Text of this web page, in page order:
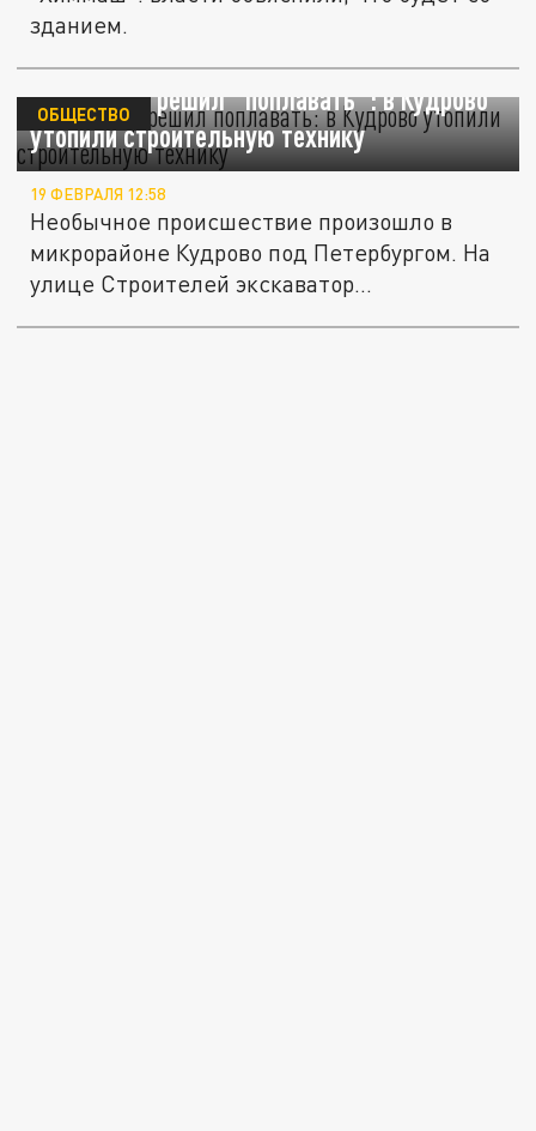
зданием.
Экскаватор решил "поплавать": в Кудрово
утопили строительную технику
ОБЩЕСТВО
19 ФЕВРАЛЯ 12:58
Необычное происшествие произошло в
микрорайоне Кудрово под Петербургом. На
улице Строителей экскаватор...